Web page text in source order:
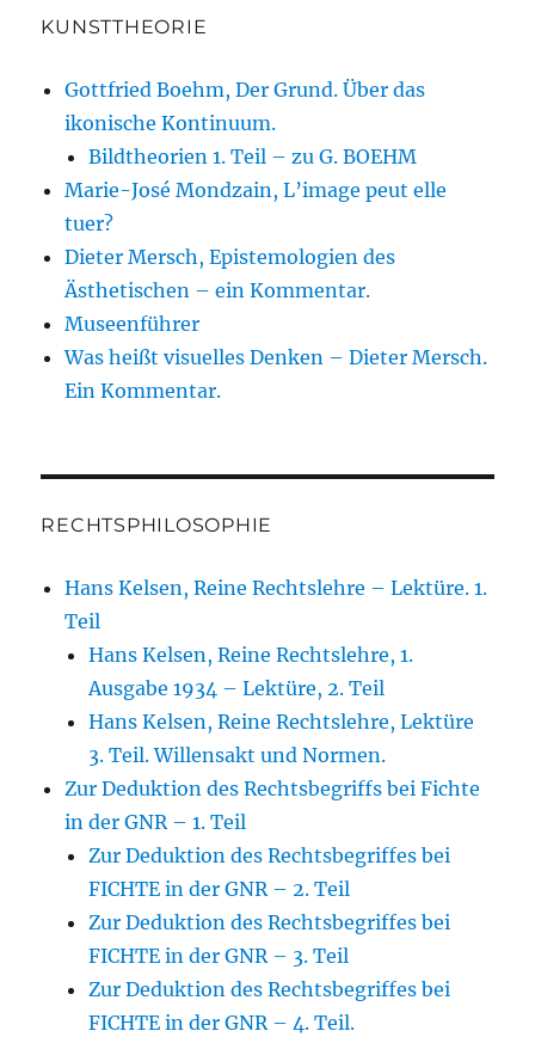
KUNSTTHEORIE
Gottfried Boehm, Der Grund. Über das
ikonische Kontinuum.
Bildtheorien 1. Teil – zu G. BOEHM
Marie-José Mondzain, L’image peut elle
tuer?
Dieter Mersch, Epistemologien des
Ästhetischen – ein Kommentar.
Museenführer
Was heißt visuelles Denken – Dieter Mersch.
Ein Kommentar.
RECHTSPHILOSOPHIE
Hans Kelsen, Reine Rechtslehre – Lektüre. 1.
Teil
Hans Kelsen, Reine Rechtslehre, 1.
Ausgabe 1934 – Lektüre, 2. Teil
Hans Kelsen, Reine Rechtslehre, Lektüre
3. Teil. Willensakt und Normen.
Zur Deduktion des Rechtsbegriffs bei Fichte
in der GNR – 1. Teil
Zur Deduktion des Rechtsbegriffes bei
FICHTE in der GNR – 2. Teil
Zur Deduktion des Rechtsbegriffes bei
FICHTE in der GNR – 3. Teil
Zur Deduktion des Rechtsbegriffes bei
FICHTE in der GNR – 4. Teil.